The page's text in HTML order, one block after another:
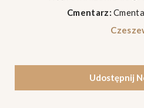
Cmentarz:
Udostępnij